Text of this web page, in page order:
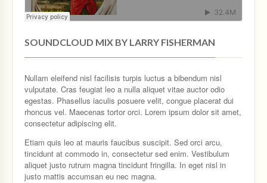
SOUNDCLOUD MIX BY LARRY FISHERMAN
Nullam eleifend nisl facilisis turpis luctus a bibendum nisl
vulputate. Cras feugiat leo a nulla aliquet vitae auctor odio
egestas. Phasellus iaculis posuere velit, congue placerat dui
rhoncus vel. Maecenas tortor orci. Lorem ipsum dolor sit amet,
consectetur adipiscing elit.
Etiam quis leo at mauris faucibus suscipit. Sed orci arcu,
tincidunt at commodo in, consectetur sed enim. Vestibulum
aliquet justo rutrum magna tincidunt fringilla. In eget nisl in
justo mattis accumsan eu nec magna.